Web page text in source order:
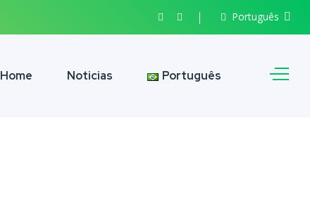
Português
Home Noticias Português